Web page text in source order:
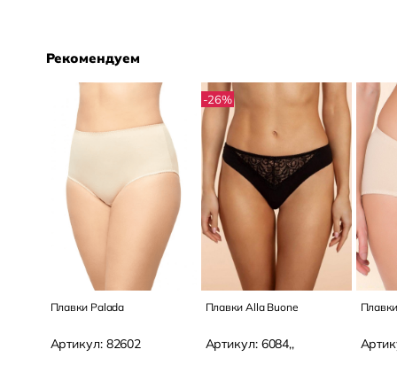
Рекомендуем
Плавки Palada
Артикул: 82602
-26%
Плавки Alla Buone
Артикул: 6084,,